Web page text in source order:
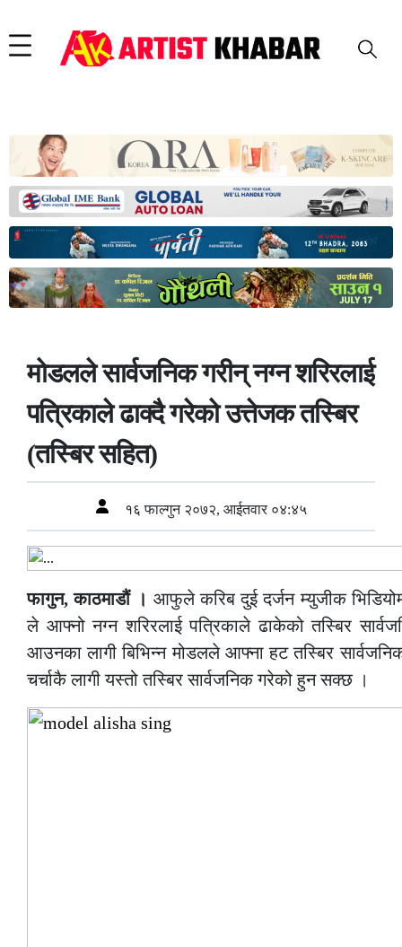
मोडलले सार्वजनिक गरीन् नग्न शरिरलाई
पत्रिकाले ढाक्दै गरेको उत्तेजक तस्बिर
(तस्बिर सहित)
१६ फाल्गुन २०७२, आईतवार ०४:४५
फागुन, काठमाडौं । आफुले करिब दुई दर्जन म्युजीक
ले आफ्नो नग्न शरिरलाई पत्रिकाले ढाकेको तस्बिर
आउनका लागी बिभिन्न मोडलले आफ्ना हट तस्बिर
चर्चाकै लागी यस्तो तस्बिर सार्वजनिक गरेको हुन सक्छ ।